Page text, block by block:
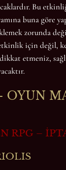
Bu
buna göre
zorunda
için değil,
etmeniz,
OYUN
RPG –